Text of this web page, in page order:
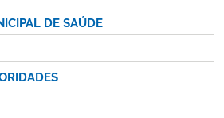
DE SAÚDE